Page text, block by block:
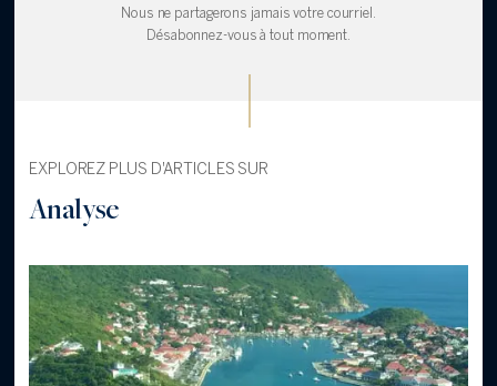
Nous ne partagerons jamais votre courriel.
Désabonnez-vous à tout moment.
EXPLOREZ PLUS D'ARTICLES SUR
Analyse